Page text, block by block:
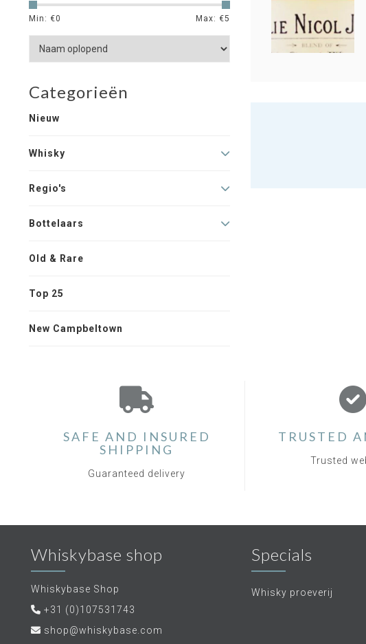
Min: €0 Max: €5
Categorieën
Nieuw
Whisky
Regio's
Bottelaars
Old & Rare
Top 25
New Campbeltown
SAFE AND INSURED
SHIPPING
Guaranteed delivery
TRUSTED
Trusted
Whiskybase shop
Whiskybase Shop
+31 (0)107531743
shop@whiskybase.com
Specials
Whisky proeverij